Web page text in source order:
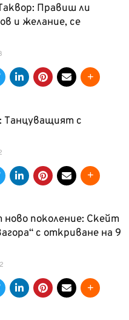
Правиш ли
и желание, се
Танцуващият с
поколение: Скейт
с откриване на 9